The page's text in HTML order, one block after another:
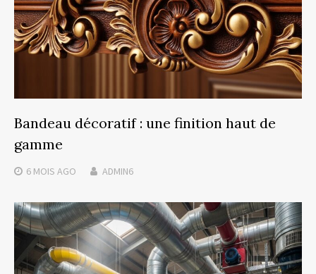
Bandeau décoratif : une finition haut de
gamme
6 MOIS AGO ADMIN6